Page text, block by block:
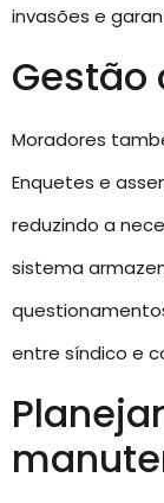
invasões e
Gestão
Moradores
Enquetes e
reduzindo a
sistema
entre síndico e